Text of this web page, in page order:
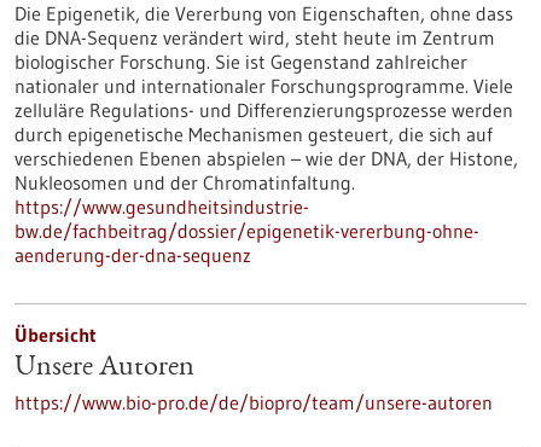
Die Epigenetik, die Vererbung von Eigenschaften, ohne dass
die DNA-Sequenz verändert wird, steht heute im Zentrum
biologischer Forschung. Sie ist Gegenstand zahlreicher
nationaler und internationaler Forschungsprogramme. Viele
zelluläre Regulations- und Differenzierungsprozesse werden
durch epigenetische Mechanismen gesteuert, die sich auf
verschiedenen Ebenen abspielen – wie der DNA, der Histone,
Nukleosomen und der Chromatinfaltung.
https://www.gesundheitsindustrie-
bw.de/fachbeitrag/dossier/epigenetik-vererbung-ohne-
aenderung-der-dna-sequenz
Übersicht
Unsere Autoren
https://www.bio-pro.de/de/biopro/team/unsere-autoren